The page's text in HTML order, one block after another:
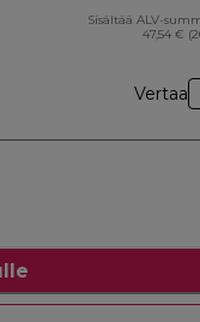
Sisältää ALV-
47,54 €
Vertaa